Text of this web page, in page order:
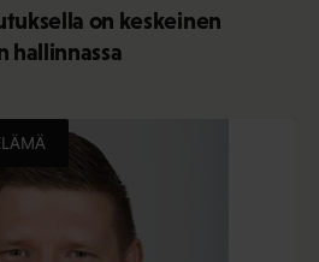
on keskeinen
hallinnassa